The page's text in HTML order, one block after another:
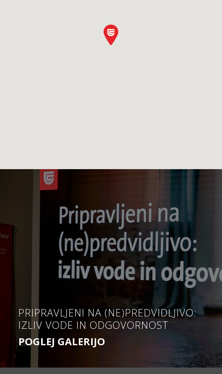
PRIPRAVLJENI NA (NE)PREDVIDLJIVO:
IZLIV VODE IN ODGOVORNOST
POGLEJ GALERIJO